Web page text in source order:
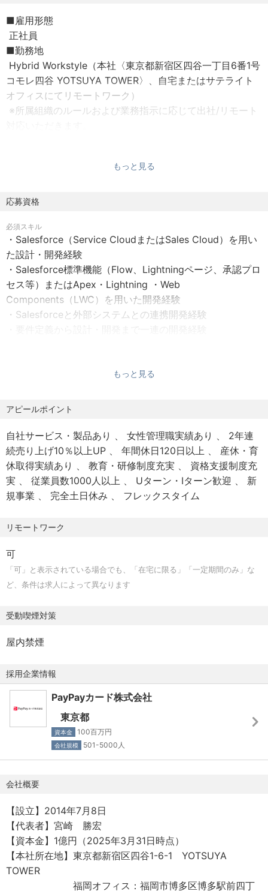
とを目指しています。
PayPayグループが目指す次世代の金融プラットフォームを
支えるフィンテックカンパニーとして、プロダクト、デー
タ、与信、セキュリティの力を融合し、新たな価値創出に
挑戦し続けています。
これらを強みに、圧倒的なスピードでプロダクトを進化さ
せ、日本のキャッシュレス化と金融サービスの変革を推進
の常識にとらわれない発想です。
そんな挑戦に情熱を持って取り組む仲間を募集していま
【組織・チーム紹介】
PayPayカードのSalesforceチームは、カスタマーサポート
や審査業務、不正モニタリングなど、お客様対応や業務運
営を支えるSalesforceを中核とした業務・システム連携基
盤の設計・開発を担っています。
私たちが目指しているのは、Salesforceへ機能を追加する
ットフォームを実現することです。
まえながら、FlowやLightningページ、承認プロセスなどの
標準機能を組み合わせ、保守性・拡張性・運用性を考慮し
た仕組みを設計しています。そして、標準機能だけでは実
現が難しい領域に対して、ApexやLightning Web
Components（LWC）による開発を行っています。
現在は、Service Cloudを中心に、基幹システムとのAPI連
携、コンタクトセンター基盤や業務支援システムとの連
Salesforce環境との連携、生成AIを活用した業務機能の実
装など、新たなチャレンジも進めています。
Salesforceを「開発する」だけではなく、Salesforceを中
核とした業務・システム連携基盤全体を設計し、事業の成
長を支える。それが私たちのミッションです。
【募集背景】
PayPayカードでは、Salesforceを顧客接点や業務オペレー
継続的な機能拡張とシステム刷新を進めています。
これまで進めてきた内製化により、事業や現場のニーズに
迅速に応えられる開発体制は整いつつあります。一方で現
在は、Salesforceを単なる業務アプリケーションとしてで
はなく、社内外の多様なシステムと連携しながら業務全体
を支える基盤として、さらに進化させるフェーズへと移行
しています。
た業務支援機能の実装、グループ内のSalesforce環境との
連携など、Salesforceに求められる役割はますます広がっ
ています。
こうした変化の中で、設計・開発からリリース、改善まで
主体的にプロジェクトを推進し、Salesforceを活用した業
務・システム連携基盤の進化を支えていただけるエンジニ
アを募集しています。
■雇用形態
正社員
■勤務地
Hybrid Workstyle（本社〈東京都新宿区四谷一丁目6番1号
コモレ四谷 YOTSUYA TOWER〉、自宅またはサテライト
オフィスにてリモートワーク）
※所属組織のルールおよび業務指示に応じて出社/リモート
原則：午前9時～午後17時45分（実働7時間45分＋休憩時
※休憩時間は原則12時～13時
制勤務等）
※時間外労働あり
※育児・介護を理由とした時短勤務制度あり
■休日・休暇
週休2日制、国民の祝日、年末年始（12月29日～1月4
日）、恩人感謝の日（4月30日～5月2日のうち平日1日）
年次有給休暇、慶弔休暇、産前産後休暇、子の看護休暇、
・昇給あり（会社業績および個人評価に基づき決定／原則
■諸手当・福利厚生
・時間外勤務手当、深夜勤務手当
・社会保険完備（健康保険、厚生年金、雇用保険、労災保
険）
・確定拠出年金制度
■副業
※事前申請が必要です
■雇用条件
・契約期間：期間の定めなし
・定年：60歳
・転勤：なし
■その他
もっと見る
応募資格
必須スキル
・Salesforce（Service CloudまたはSales Cloud）を用い
た設計・開発経験
・Salesforce標準機能（Flow、Lightningページ、承認プロ
セス等）またはApex・Lightning ・Web
Components（LWC）を用いた開発経験
・Salesforceと外部システムとの連携開発経験
・Service CloudまたはSales Cloudの導入・刷新プロジェ
・Salesforce Platformに関する知識・経験
・Salesforce認定資格
・業務部門や複数のステークホルダーと連携したプロジェ
クト経験
もっと見る
アピールポイント
自社サービス・製品あり 女性管理職実績あり
2年連
続売り上げ10％以上UP
年間休日120日以上
産休・育
休取得実績あり
教育・研修制度充実
資格支援制度充
実
従業員数1000人以上 Uターン・Iターン歓迎
新
規事業
完全土日休み フレックスタイム
リモートワーク
可
「可」と表示されている場合でも、「在宅に限る」「一定期間のみ」な
ど、条件は求人によって異なります
受動喫煙対策
屋内禁煙
採用企業情報
PayPayカード株式会社
東京都
資本金 100百万円
会社規模 501-5000人
会社概要
【設立】2014年7月8日
【代表者】宮崎 勝宏
【資本金】1億円（2025年3月31日時点）
【本社所在地】東京都新宿区四谷1-6-1 YOTSUYA
TOWER
福岡オフィス：福岡市博多区博多駅前四丁